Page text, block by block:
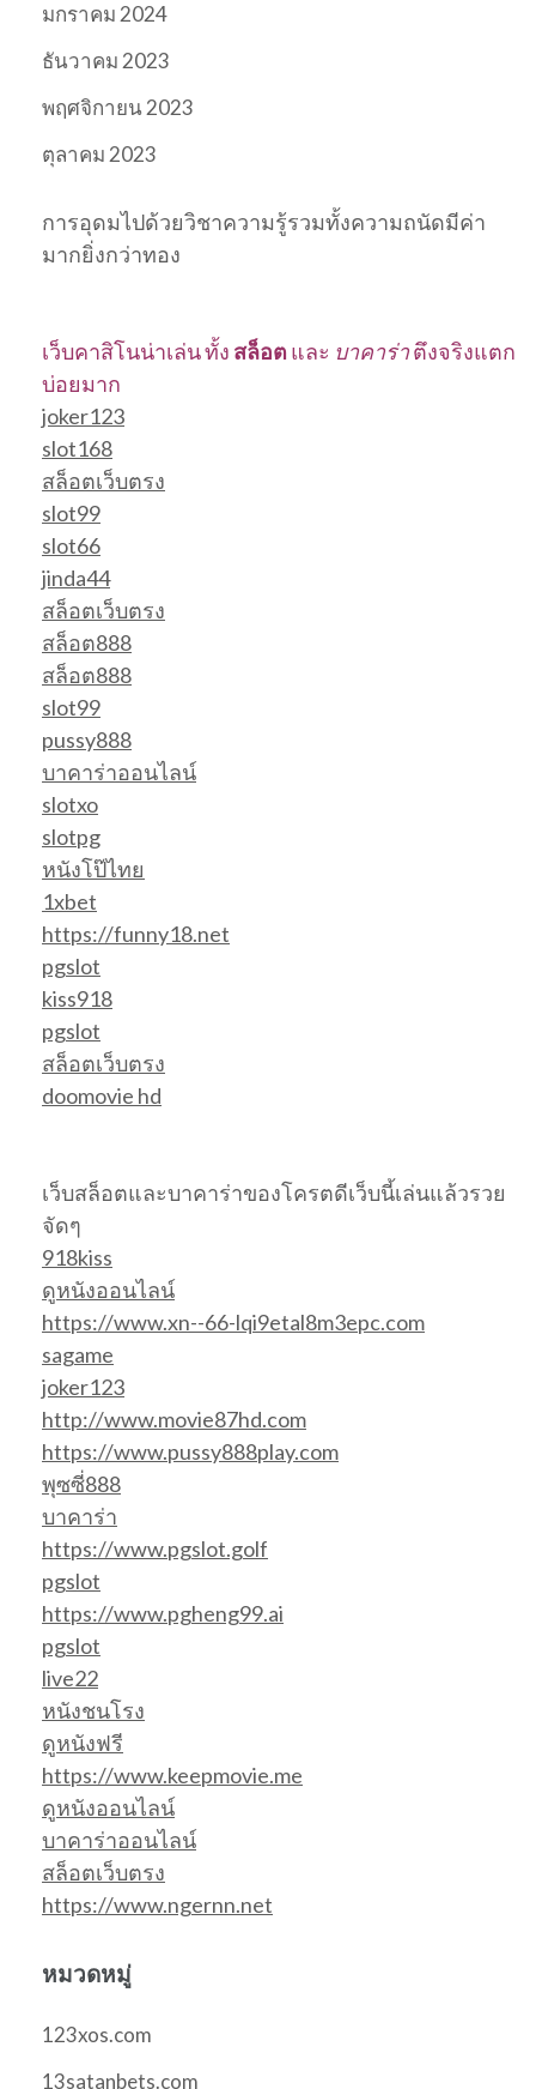
มกราคม 2024
ธันวาคม 2023
พฤศจิกายน 2023
ตุลาคม 2023
การอุดมไปด้วยวิชาความรู้รวมทั้งความถนัดมีค่า
มากยิ่งกว่าทอง
เว็บคาสิโนน่าเล่น ทั้ง สล็อตและ บาคาร่าตึงจริงแตก
บ่อยมาก
joker123
slot168
สล็อตเว็บตรง
slot99
slot66
jinda44
สล็อตเว็บตรง
สล็อต888
สล็อต888
slot99
pussy888
บาคาร่าออนไลน์
slotxo
slotpg
หนังโป๊ไทย
1xbet
https://funny18.net
pgslot
kiss918
pgslot
สล็อตเว็บตรง
doomovie hd
เว็บสล็อตและบาคาร่าของโครตดีเว็บนี้เล่นแล้วรวย
จัดๆ
918kiss
ดูหนังออนไลน์
https://www.xn--66-lqi9etal8m3epc.com
sagame
joker123
http://www.movie87hd.com
https://www.pussy888play.com
พุซซี่888
บาคาร่า
https://www.pgslot.golf
pgslot
https://www.pgheng99.ai
pgslot
live22
หนังชนโรง
ดูหนังฟรี
https://www.keepmovie.me
ดูหนังออนไลน์
บาคาร่าออนไลน์
สล็อตเว็บตรง
https://www.ngernn.net
หมวดหมู่
123xos.com
13satanbets.com